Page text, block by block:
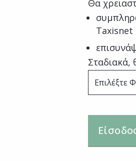
Θα
Taxisnet
Σταδιακά,
Επιλέξτε